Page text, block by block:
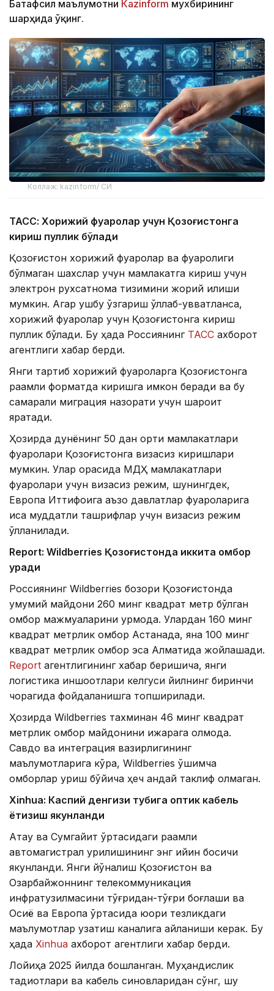
Батафсил маълумотни Кazinform мухбирининг
шарҳида ўқинг.
Коллаж: kazinform/ СИ
ТАСС: Хорижий фуқаролар учун Қозоғистонга
кириш пуллик бўлади
Қозоғистон хорижий фуқаролар ва фуқаролиги
бўлмаган шахслар учун мамлакатга кириш учун
электрон рухсатнома тизимини жорий қилиши
мумкин. Агар ушбу ўзгариш қўллаб-қувватланса,
хорижий фуқаролар учун Қозоғистонга кириш
пуллик бўлади. Бу ҳақда Россиянинг ТАСС ахборот
агентлиги хабар берди.
Янги тартиб хорижий фуқароларга Қозоғистонга
рақамли форматда киришга имкон беради ва бу
самарали миграция назорати учун шароит
яратади.
Ҳозирда дунёнинг 50 дан ортиқ мамлакатлари
фуқаролари Қозоғистонга визасиз киришлари
мумкин. Улар орасида МДҲ мамлакатлари
фуқаролари учун визасиз режим, шунингдек,
Европа Иттифоқига аъзо давлатлар фуқароларига
қисқа муддатли ташрифлар учун визасиз режим
қўлланилади.
Report: Wildberries Қозоғистонда иккита омбор
қуради
Россиянинг Wildberries бозори Қозоғистонда
умумий майдони 260 минг квадрат метр бўлган
омбор мажмуаларини қурмоқда. Улардан 160 минг
квадрат метрлик омбор Астанада, яна 100 минг
квадрат метрлик омбор эса Алматида жойлашади.
Report агентлигининг хабар беришича, янги
логистика иншоотлари келгуси йилнинг биринчи
чорагида фойдаланишга топширилади.
Ҳозирда Wildberries тахминан 46 минг квадрат
метрлик омбор майдонини ижарага олмоқда.
Савдо ва интеграция вазирлигининг
маълумотларига кўра, Wildberries қўшимча
омборлар қуриш бўйича ҳеч қандай таклиф олмаган.
Xinhuа: Каспий денгизи тубига оптик кабель
ётқизиш якунланди
Ақтау ва Сумгайит ўртасидаги рақамли
автомагистрал қурилишининг энг қийин босқичи
якунланди. Янги йўналиш Қозоғистон ва
Озарбайжоннинг телекоммуникация
инфратузилмасини тўғридан-тўғри боғлаши ва
Осиё ва Европа ўртасида юқори тезликдаги
маълумотлар узатиш каналига айланиши керак. Бу
ҳақда Xinhua ахборот агентлиги хабар берди.
Лойиҳа 2025 йилда бошланган. Муҳандислик
тадқиқотлари ва кабель синовларидан сўнг, шу